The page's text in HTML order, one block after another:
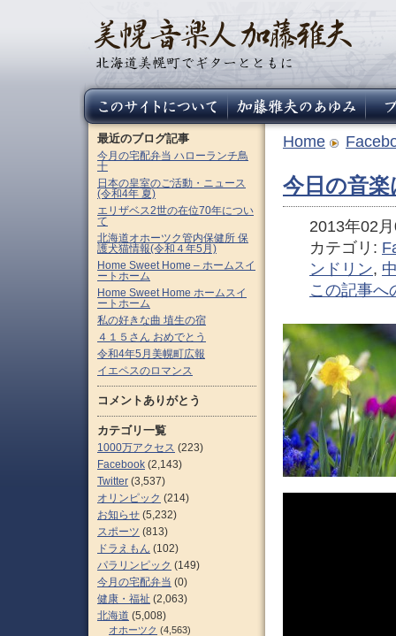
Home
今日の音
2013年02
カテゴリ:
ンドリン,
この記事へ
最近のブログ記事
今月の宅配弁当 ハローランチ鳥
十
日本の皇室のご活動・ニュース
(令和4年 夏)
エリザベス2世の在位70年につい
て
北海道オホーツク管内保健所 保
護犬猫情報(令和４年5月)
Home Sweet Home – ホームスイ
ートホーム
Home Sweet Home ホームスイ
ートホーム
私の好きな曲 埴生の宿
４１５さん おめでとう
令和4年5月美幌町広報
イエペスのロマンス
コメントありがとう
カテゴリ一覧
1000万アクセス (223)
Facebook (2,143)
Twitter (3,537)
オリンピック (214)
お知らせ (5,232)
スポーツ (813)
ドラえもん (102)
パラリンピック (149)
今月の宅配弁当 (0)
健康・福祉 (2,063)
北海道 (5,008)
オホーツク (4,563)